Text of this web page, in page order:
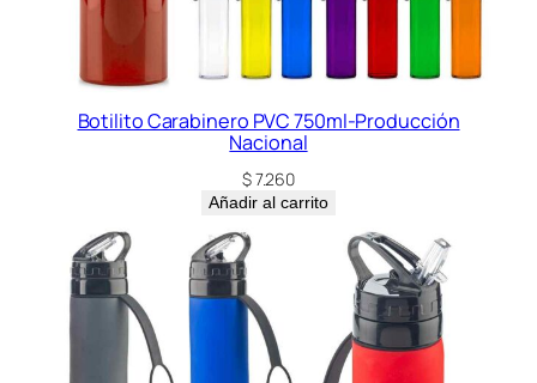
Botilito Carabinero PVC 750ml-Producción
Nacional
$7.260
Añadir al carrito